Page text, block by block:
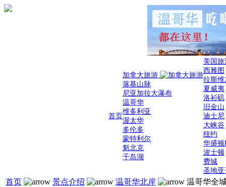
首页
加拿大旅游
落基山脉
尼亚加拉大瀑布
温哥华
维多利亚
渥太华
多伦多
蒙特利尔
魁北克
千岛湖
美国
西雅图
拉斯维
夏威夷
洛衫矶
旧金山
迪士尼
大峡谷
纽约
华盛顿
波士顿
费城
圣地亚
首页 景点介绍 温哥华北岸
温哥华全